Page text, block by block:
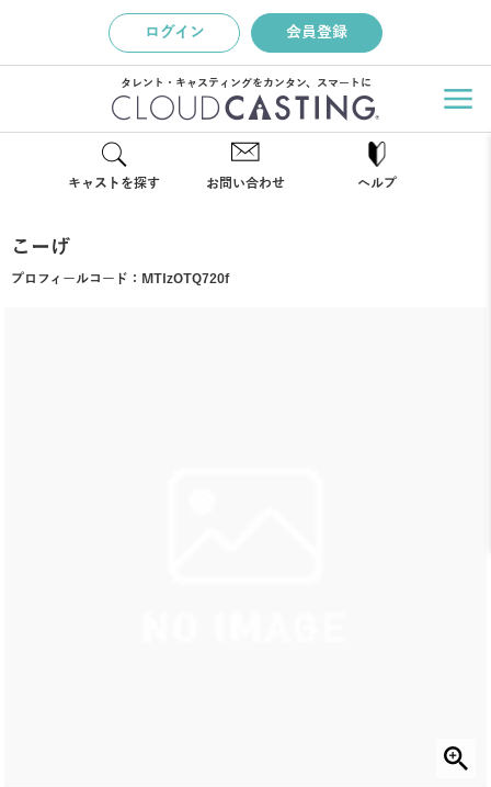
ログイン 会員登録
タレント・キャスティングをカンタン、スマートに
キャストを探す お問い合わせ ヘルプ
こーげ
プロフィールコード： MTIzOTQ720f